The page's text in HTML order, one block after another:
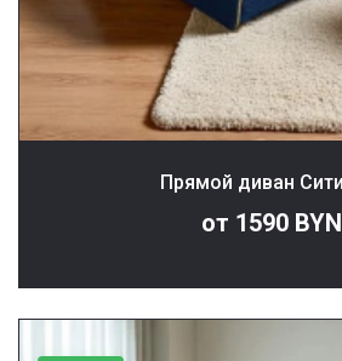
Прямой диван
от 1590 BYN